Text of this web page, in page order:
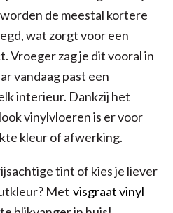
de meestal kortere
wat zorgt voor een
Vroeger zag je dit vooral in
vandaag past een
interieur. Dankzij het
vinylvloeren is er voor
kleur of afwerking.
tint of kies je liever
Met visgraat vinyl